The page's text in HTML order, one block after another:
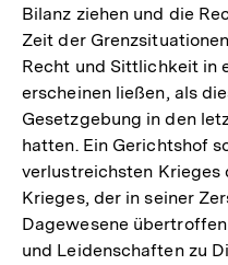
Bilanz ziehen und die
Zeit der
Recht und Sittlichkeit in
erscheinen ließen, als
Gesetzgebung in den
hatten. Ein Gerichtshof
verlustreichsten Krieges
Krieges, der in seiner
Dagewesene
und Leidenschaften zu